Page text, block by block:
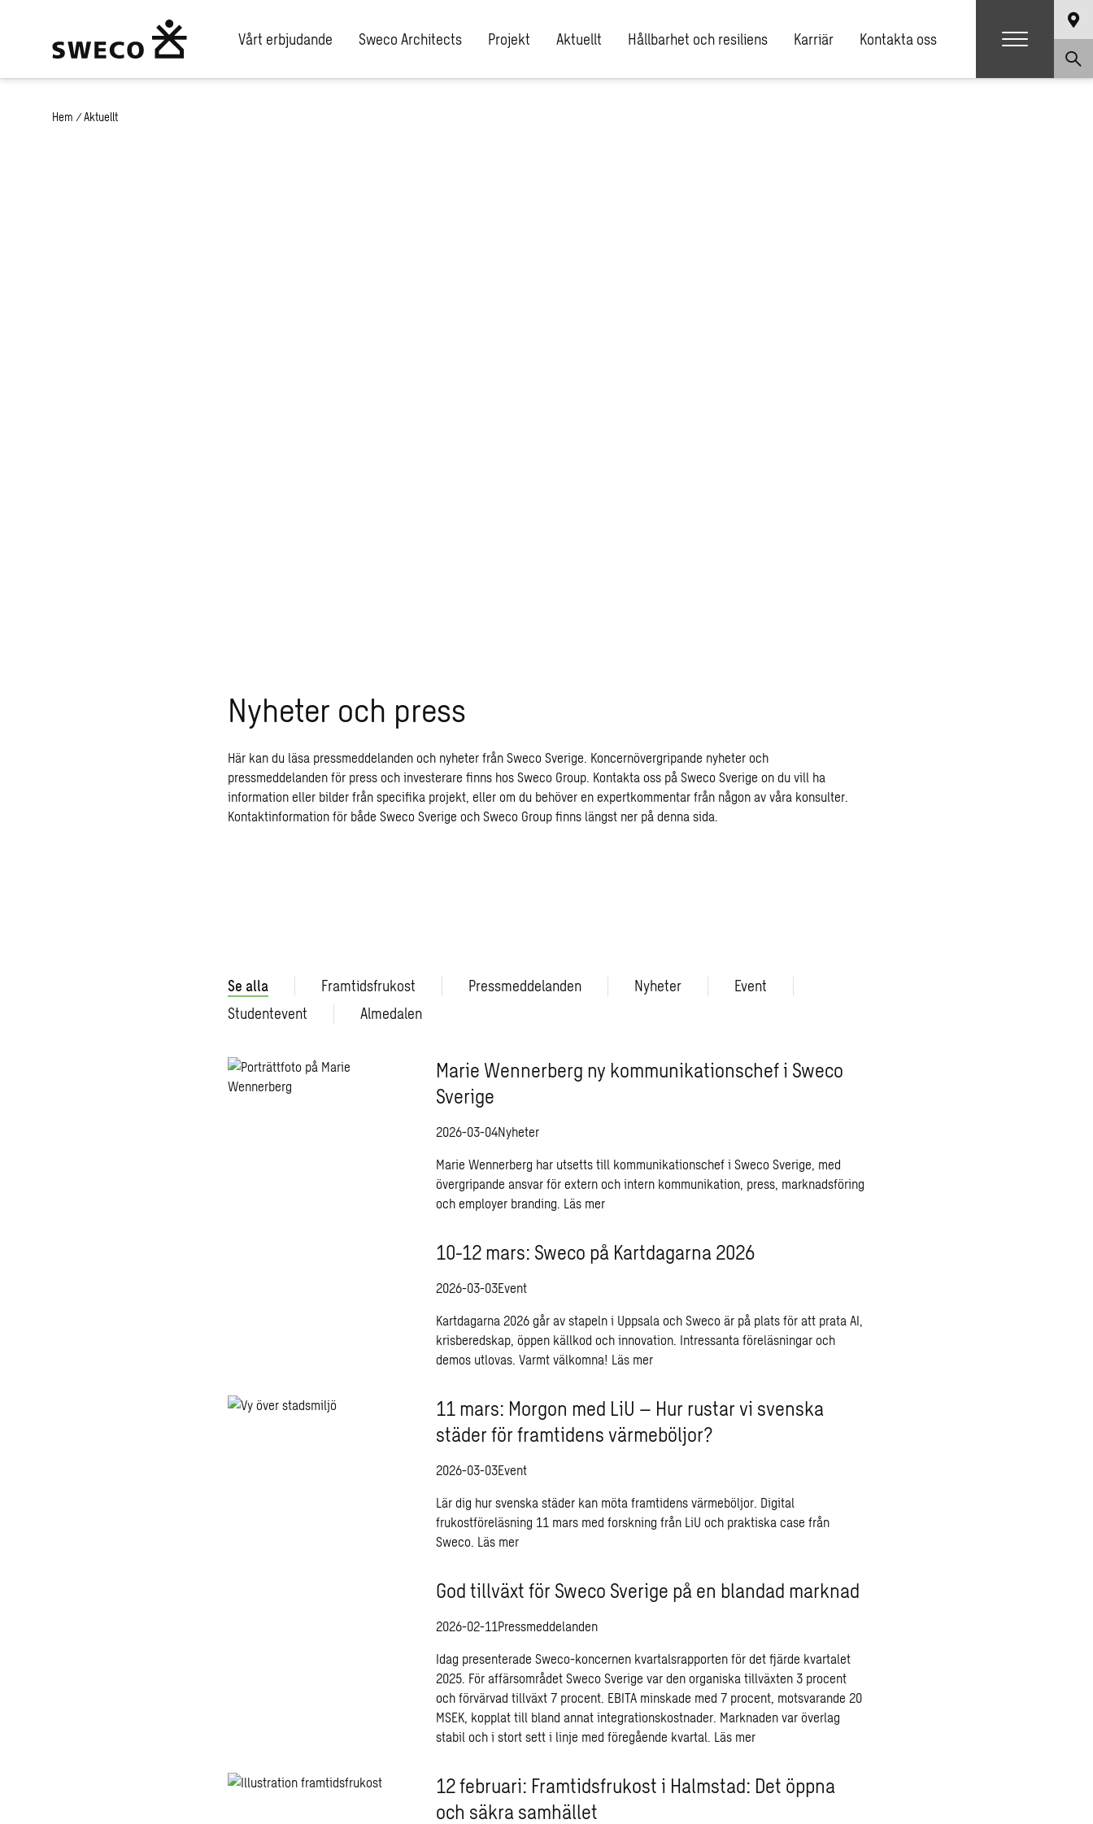
Vårt erbjudande Sweco Architects Projekt Aktuellt Hållbarhet och resiliens Karriär Kontakta oss
Hem / Aktuellt
Nyheter och press
Här kan du läsa pressmeddelanden och nyheter från Sweco Sverige. Koncernövergripande nyheter och
pressmeddelanden för press och investerare finns hos Sweco Group. Kontakta oss på Sweco Sverige on du vill ha
information eller bilder från specifika projekt, eller om du behöver en expertkommentar från någon av våra konsulter.
Kontaktinformation för både Sweco Sverige och Sweco Group finns längst ner på denna sida.
Se alla Framtidsfrukost Pressmeddelanden Nyheter
Event
Studentevent
Almedalen
Marie Wennerberg ny kommunikationschef i Sweco
Sverige
2026-03-04Nyheter
Marie Wennerberg har utsetts till kommunikationschef i Sweco Sverige, med
övergripande ansvar för extern och intern kommunikation, press, marknadsföring
och employer branding. Läs mer
10-12 mars: Sweco på Kartdagarna 2026
2026-03-03Event
Kartdagarna 2026 går av stapeln i Uppsala och Sweco är på plats för att prata AI,
krisberedskap, öppen källkod och innovation. Intressanta föreläsningar och
demos utlovas. Varmt välkomna! Läs mer
11 mars: Morgon med LiU – Hur rustar vi svenska
städer för framtidens värmeböljor?
2026-03-03Event
Lär dig hur svenska städer kan möta framtidens värmeböljor. Digital
frukostföreläsning 11 mars med forskning från LiU och praktiska case från
Sweco. Läs mer
God tillväxt för Sweco Sverige på en blandad marknad
2026-02-11Pressmeddelanden
Idag presenterade Sweco-koncernen kvartalsrapporten för det fjärde kvartalet
2025. För affärsområdet Sweco Sverige var den organiska tillväxten 3 procent
och förvärvad tillväxt 7 procent. EBITA minskade med 7 procent, motsvarande 20
MSEK, kopplat till bland annat integrationskostnader. Marknaden var överlag
stabil och i stort sett i linje med föregående kvartal. Läs mer
12 februari: Framtidsfrukost i Halmstad: Det öppna
och säkra samhället